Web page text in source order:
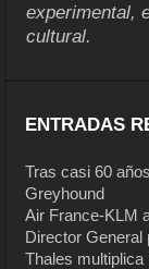
experimental,
cultural.
ENTRADAS
Tras casi 60
Greyhound
Air France-KLM
Director General
Thales